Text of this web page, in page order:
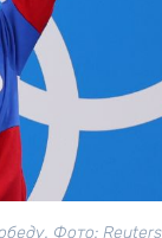
Фото: Reuters